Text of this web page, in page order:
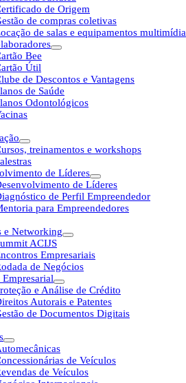
de Origem
de compras coletivas
de salas e equipamentos multimídia
Bee
Útil
de Descontos e Vantagens
de Saúde
Odontológicos
treinamentos e workshops
de Líderes
de Líderes
de Perfil Empreendedor
para Empreendedores
e Networking
ACIJS
Empresariais
de Negócios
Empresarial
e Análise de Crédito
Autorais e Patentes
de Documentos Digitais
de Veículos
de Veículos